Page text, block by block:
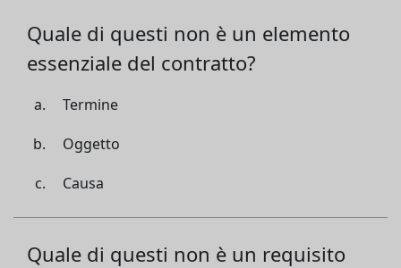
Quale di questi non è un elemento
essenziale del contratto?
Termine
Oggetto
Causa
Quale di questi non è un requisito